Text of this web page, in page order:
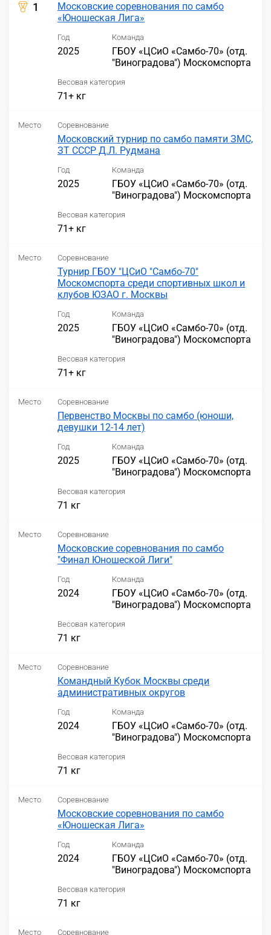
1
Московские соревнования по самбо
«Юношеская Лига»
Год
2025
Команда
ГБОУ «ЦСиО «Самбо-70» (отд.
"Виноградова") Москомспорта
Весовая категория
71+ кг
Место Соревнование
Московский турнир по самбо памяти ЗМС,
ЗТ СССР Д.Л. Рудмана
Год
2025
Команда
ГБОУ «ЦСиО «Самбо-70» (отд.
"Виноградова") Москомспорта
Весовая категория
71+ кг
Место Соревнование
Турнир ГБОУ "ЦСиО "Самбо-70"
Москомспорта среди спортивных школ и
клубов ЮЗАО г. Москвы
Год
2025
Команда
ГБОУ «ЦСиО «Самбо-70» (отд.
"Виноградова") Москомспорта
Весовая категория
71+ кг
Место Соревнование
Первенство Москвы по самбо (юноши,
девушки 12-14 лет)
Год
2025
Команда
ГБОУ «ЦСиО «Самбо-70» (отд.
"Виноградова") Москомспорта
Весовая категория
71 кг
Место Соревнование
Московские соревнования по самбо
"Финал Юношеской Лиги"
Год
2024
Команда
ГБОУ «ЦСиО «Самбо-70» (отд.
"Виноградова") Москомспорта
Весовая категория
71 кг
Место Соревнование
Командный Кубок Москвы среди
административных округов
Год
2024
Команда
ГБОУ «ЦСиО «Самбо-70» (отд.
"Виноградова") Москомспорта
Весовая категория
71 кг
Место Соревнование
Московские соревнования по самбо
«Юношеская Лига»
Год
2024
Команда
ГБОУ «ЦСиО «Самбо-70» (отд.
"Виноградова") Москомспорта
Весовая категория
71 кг
Место Соревнование